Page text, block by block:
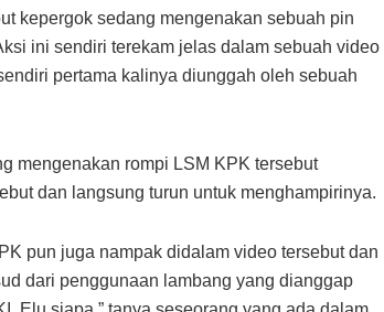
kepergok sedang mengenakan sebuah pin
ini sendiri terekam jelas dalam sebuah video
pertama kalinya diunggah oleh sebuah
mengenakan rompi LSM KPK tersebut
dan langsung turun untuk menghampirinya.
pun juga nampak didalam video tersebut dan
dari penggunaan lambang yang dianggap